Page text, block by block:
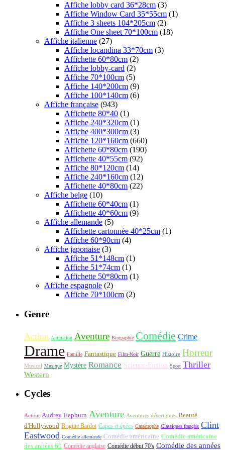
Affiche lobby card 36*28cm (3)
Affiche Window Card 35*55cm (1)
Affiche 3 sheets 104*205cm (2)
Affiche One sheet 70*100cm (18)
Affiche italienne (27)
Affiche locandina 33*70cm (3)
Affichette 60*80cm (2)
Affiche lobby-card (2)
Affiche 70*100cm (5)
Affiche 140*200cm (9)
Affiche 100*140cm (6)
Affiche française (943)
Affichette 80*40 (1)
Affiche 240*320cm (1)
Affiche 400*300cm (3)
Affiche 120*160cm (660)
Affichette 60*80cm (190)
Affichette 40*55cm (92)
Affiche 80*120cm (14)
Affiche 240*160cm (12)
Affichette 40*80cm (22)
Affiche belge (10)
Affichette 60*40cm (1)
Affichette 40*60cm (9)
Affiche allemande (5)
Affichette cartonnée 40*25cm (1)
Affiche 60*90cm (4)
Affiche japonaise (3)
Affiche 51*148cm (1)
Affiche 51*74cm (1)
Affichette 50*80cm (1)
Affiche espagnole (2)
Affiche 70*100cm (2)
Genre
Action Animation Aventure Biographie Comédie Crime
Drame Famille Fantastique Film-Noir Guerre Histoire Horreur
Musical Musique Mystère Romance Science-Fiction Sport Thriller
Western
Cycles
Action Audrey Hepburn Aventure Aventures désertiques Beauté
d'Hollywood Brigitte Bardot Capes et épées Catastrophe Classiques français Clint
Eastwood Comédie allemande Comédie américaine Comédie américaine
des années 60 Comédie anglaise Comédie début 70's Comédie des années